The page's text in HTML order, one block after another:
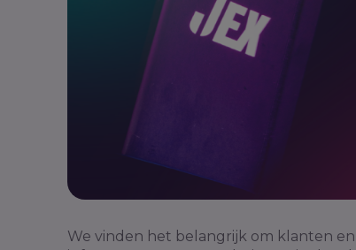
We vinden het belangrijk om klanten